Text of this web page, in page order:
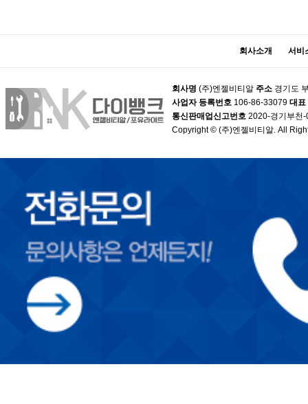
회사소개 서비
회사명 (주)엔젤비티알 주소 경기도
사업자 등록번호 106-86-33079 대표
통신판매업신고번호 2020-경기부천
Copyright © (주)엔젤비티알. All